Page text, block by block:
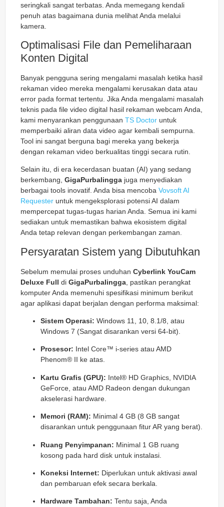
seringkali sangat terbatas. Anda memegang kendali
penuh atas bagaimana dunia melihat Anda melalui
kamera.
Optimalisasi File dan Pemeliharaan
Konten Digital
Banyak pengguna sering mengalami masalah ketika hasil
rekaman video mereka mengalami kerusakan data atau
error pada format tertentu. Jika Anda mengalami masalah
teknis pada file video digital hasil rekaman webcam Anda,
kami menyarankan penggunaan TS Doctor untuk
memperbaiki aliran data video agar kembali sempurna.
Tool ini sangat berguna bagi mereka yang bekerja
dengan rekaman video berkualitas tinggi secara rutin.
Selain itu, di era kecerdasan buatan (AI) yang sedang
berkembang, GigaPurbalingga juga menyediakan
berbagai tools inovatif. Anda bisa mencoba Vovsoft AI
Requester untuk mengeksplorasi potensi AI dalam
mempercepat tugas-tugas harian Anda. Semua ini kami
sediakan untuk memastikan bahwa ekosistem digital
Anda tetap relevan dengan perkembangan zaman.
Persyaratan Sistem yang Dibutuhkan
Sebelum memulai proses unduhan Cyberlink YouCam
Deluxe Full di GigaPurbalingga , pastikan perangkat
komputer Anda memenuhi spesifikasi minimum berikut
agar aplikasi dapat berjalan dengan performa maksimal:
Sistem Operasi: Windows 11, 10, 8.1/8, atau
Windows 7 (Sangat disarankan versi 64-bit).
Prosesor: Intel Core™ i-series atau AMD
Phenom® II ke atas.
Kartu Grafis (GPU): Intel® HD Graphics, NVIDIA
GeForce, atau AMD Radeon dengan dukungan
akselerasi hardware.
Memori (RAM): Minimal 4 GB (8 GB sangat
disarankan untuk penggunaan fitur AR yang berat).
Ruang Penyimpanan: Minimal 1 GB ruang
kosong pada hard disk untuk instalasi.
Koneksi Internet: Diperlukan untuk aktivasi awal
dan pembaruan efek secara berkala.
Hardware Tambahan: Tentu saja, Anda